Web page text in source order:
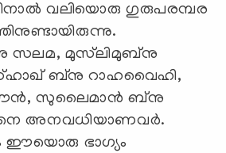
വലിയൊരു ഗുരുപരമ്പര
സലമ, മുസ്‌ലിമുബ്‌നു
ബ്‌നു റാഹവൈഹി,
സുലൈമാന്‍ ബ്‌നു
അനവധിയാണവര്‍.
ഈയൊരു ഭാഗ്യം